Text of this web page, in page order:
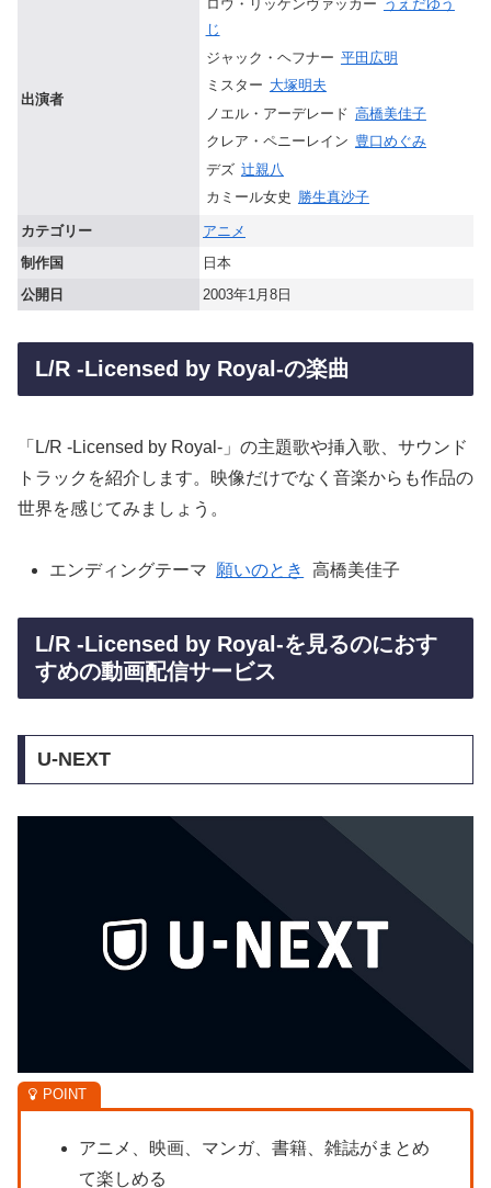
出演者
ロウ・リッケンヴァッカー うえだゆう
じ
ジャック・ヘフナー 平田広明
ミスター 大塚明夫
ノエル・アーデレード 高橋美佳子
クレア・ペニーレイン 豊口めぐみ
デズ 辻親八
カミール女史 勝生真沙子
カテゴリー
アニメ
制作国
日本
公開日
2003年1月8日
L/R -Licensed by Royal-の楽曲
「L/R -Licensed by Royal-」の主題歌や挿入歌、サウンド
トラックを紹介します。映像だけでなく音楽からも作品の
世界を感じてみましょう。
エンディングテーマ 願いのとき 高橋美佳子
L/R -Licensed by Royal-を見るのにおす
すめの動画配信サービス
U-NEXT
アニメ、映画、マンガ、書籍、雑誌がまとめ
て楽しめる